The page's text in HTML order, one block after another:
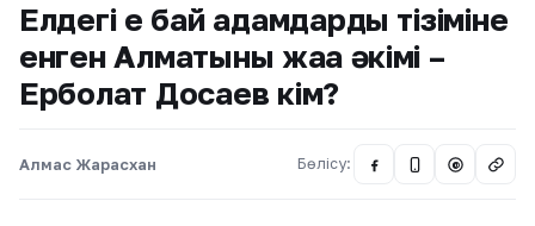
Елдегі ең бай адамдардың тізіміне
енген Алматының жаңа әкімі –
Ерболат Досаев кім?
Алмас Жарасхан Бөлісу: @